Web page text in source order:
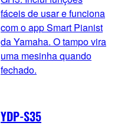
fáceis de usar e funciona
com o app Smart Pianist
da Yamaha. O tampo vira
uma mesinha quando
fechado.
YDP-S35